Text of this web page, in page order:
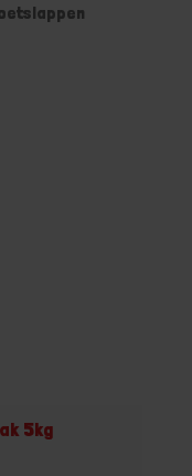
5kg